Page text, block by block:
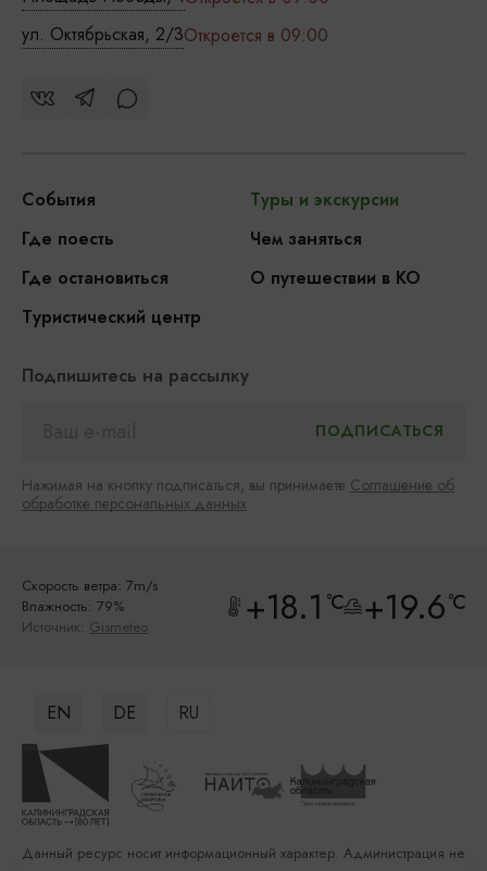
ул. Октябрьская, 2/3Откроется в 09:00
События
Туры и экскурсии
Где поесть
Чем заняться
Где остановиться
О путешествии в КО
Туристический центр
Подпишитесь на рассылку
Нажимая на кнопку подписаться, вы принимаете Соглашение об
обработке персональных данных
Скорость ветра: 7m/s
Влажность: 79%
Источник: Gismeteo +18.1 °C +19.6°C
EN DE RU
Данный ресурс носит информационный характер. Администрация не